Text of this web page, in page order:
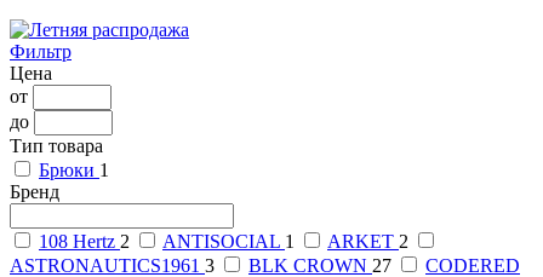
Фильтр
Цена
от
до
Тип товара
Брюки 1
Бренд
108 Hertz 2 ANTISOCIAL 1 ARKET 2
ASTRONAUTICS1961 3 BLK CROWN 27
CODERED